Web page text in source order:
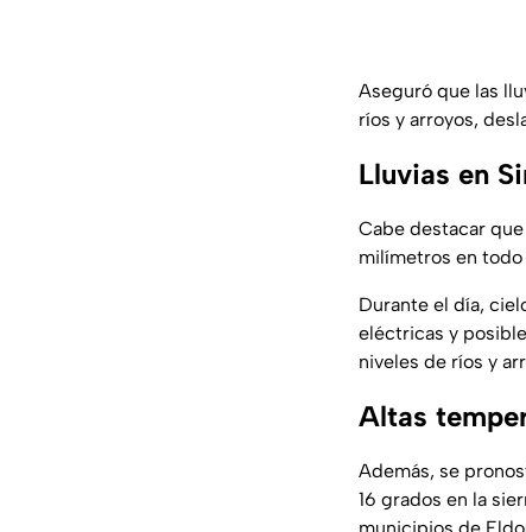
Aseguró que las
ríos y arroyos,
Lluvias en
Cabe destacar
milímetros en todo
Durante el día,
eléctricas y
niveles de ríos y
Altas
Además, se
16 grados en la